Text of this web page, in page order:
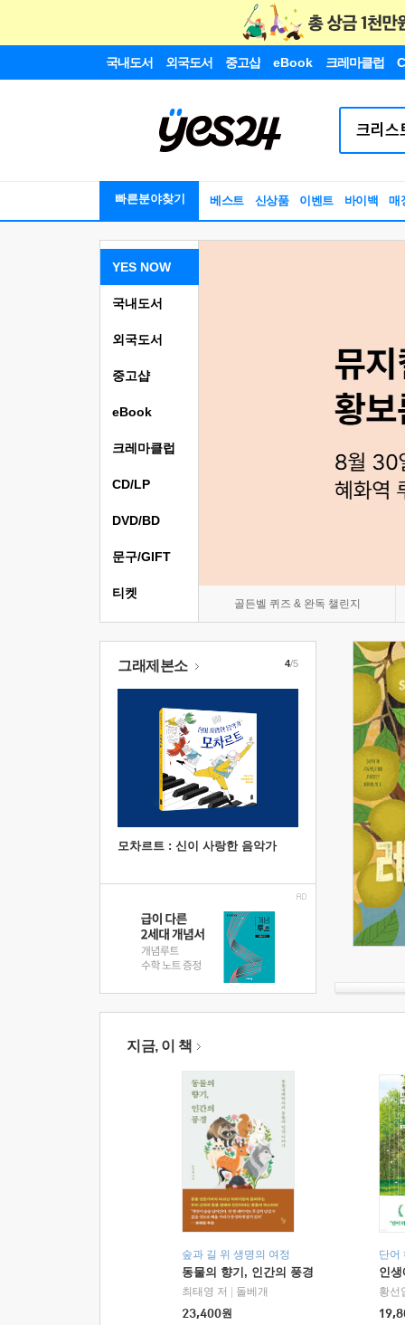
국내도서 외국도서 중고샵 eBook 크레마클럽
빠른분야찾기 베스트 신상품 이벤트 바이백 매
YES NOW
골든벨 퀴즈 & 완독 챌린지
국내도서
외국도서
중고샵
eBook
크레마클럽
CD/LP
DVD/BD
문구/GIFT
티켓
그래제본소
모차르트 : 신이 사랑한 음악가
4/5
지금, 이 책
숲과 길 위 생명의 여정
동물의 향기, 인간의 풍경
최태영 저
돌베개
23,400원
단어
인
황선